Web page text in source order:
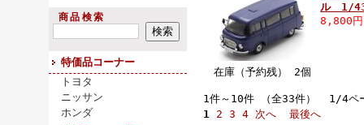
商品検索
特価品コーナー
トヨタ
ニッサン
ホンダ
在庫（予約残） 2個
ル 1/
8,800
1件～10件 （全33件） 1/4ペ
1 2 3 4 次へ 最後へ